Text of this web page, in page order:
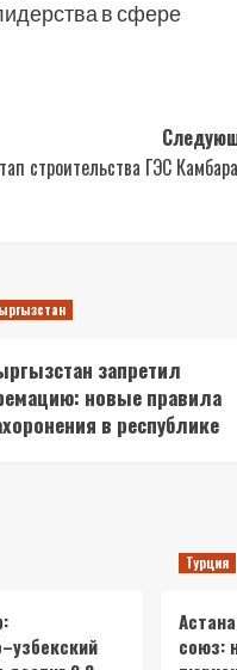
в сфере
строительства ГЭС
запретил
новые правила
в республике
Турция
союз: